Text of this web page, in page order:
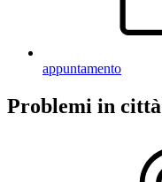
appuntamento
Problemi in città